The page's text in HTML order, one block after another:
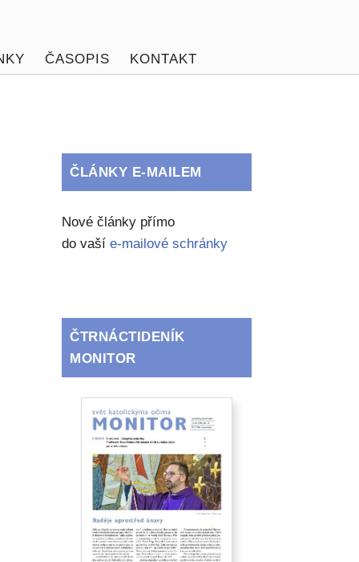
ČASOPIS KONTAKT
ČLÁNKY E-MAILEM
Nové články přímo
do vašíe-mailové schránky
ČTRNÁCTIDENÍK
MONITOR